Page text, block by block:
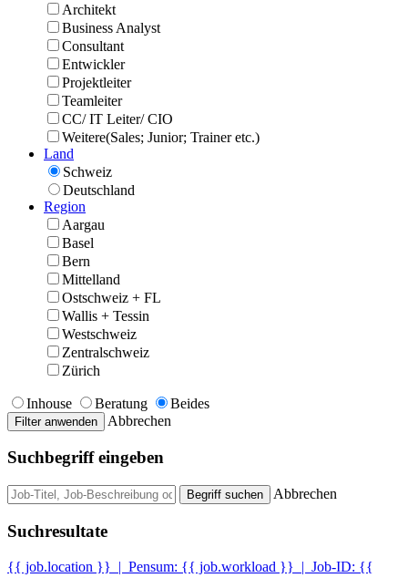
Architekt
Business Analyst
Consultant
Entwickler
Projektleiter
Teamleiter
CC/ IT Leiter/ CIO
Weitere(Sales; Junior; Trainer etc.)
Land
Schweiz
Deutschland
Region
Aargau
Basel
Bern
Mittelland
Ostschweiz + FL
Wallis + Tessin
Westschweiz
Zentralschweiz
Zürich
Inhouse Beratung Beides
Filter anwenden Abbrechen
Suchbegriff eingeben
Begriff suchen Abbrechen
Suchresultate
{{ job.location }} | Pensum: {{ job.workload }} | Job-ID: {{